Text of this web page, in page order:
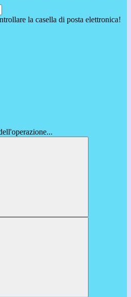
la casella di posta elettronica!